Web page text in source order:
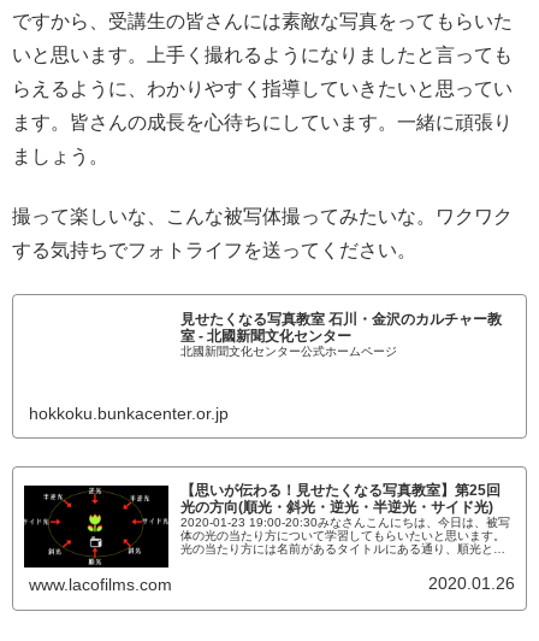
ですから、受講生の皆さんには素敵な写真をってもらいた
いと思います。上手く撮れるようになりましたと言っても
らえるように、わかりやすく指導していきたいと思ってい
ます。皆さんの成長を心待ちにしています。一緒に頑張り
ましょう。
撮って楽しいな、こんな被写体撮ってみたいな。ワクワク
する気持ちでフォトライフを送ってください。
見せたくなる写真教室 石川・金沢のカルチャー教
室 - 北國新聞文化センター
北國新聞文化センター公式ホームページ
hokkoku.bunkacenter.or.jp
【思いが伝わる！見せたくなる写真教室】第25回
光の方向(順光・斜光・逆光・半逆光・サイド光)
2020-01-23 19:00-20:30みなさんこんにちは、今日は、被写
体の光の当たり方について学習してもらいたいと思います。
光の当たり方には名前があるタイトルにある通り、順光とか
は名前があります。人によっては、斜光もサイド光も同じと
いう人もいるだろうと思います。こだわる必要はないです
www.lacofilms.com 2020.01.26